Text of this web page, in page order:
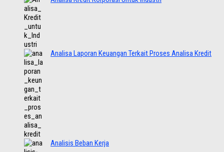
Analisa Laporan Keuangan Terkait Proses Analisa Kredit
Analisis Beban Kerja